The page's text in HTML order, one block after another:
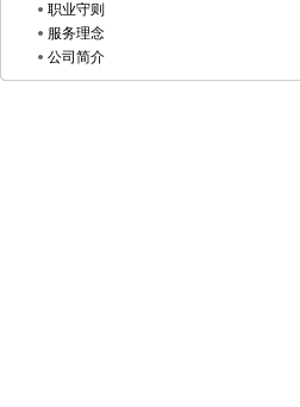
职业守则
服务理念
公司简介